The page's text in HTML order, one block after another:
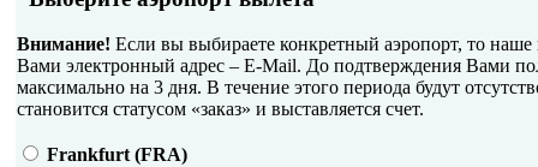
Внимание! Если вы выбираете конкретный аэропорт, то
Вами электронный адрес – E-Mail. До подтверждения Вами
максимально на 3 дня. В течение этого периода будут
становится статусом «заказ» и выставляется счет.
Frankfurt (FRA)